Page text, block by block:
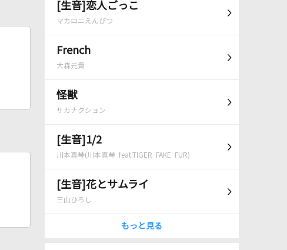
[生音]恋人ごっこ
マカロニえんぴつ
French
大森元貴
怪獣
サカナクション
[生音]1/2
川本真琴(川本真琴 feat.TIGER FAKE FUR)
[生音]花とサムライ
三山ひろし
もっと見る